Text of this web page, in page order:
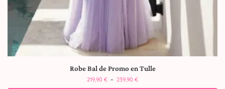
Robe Bal de Promo en Tulle
219,90 € – 239,90 €